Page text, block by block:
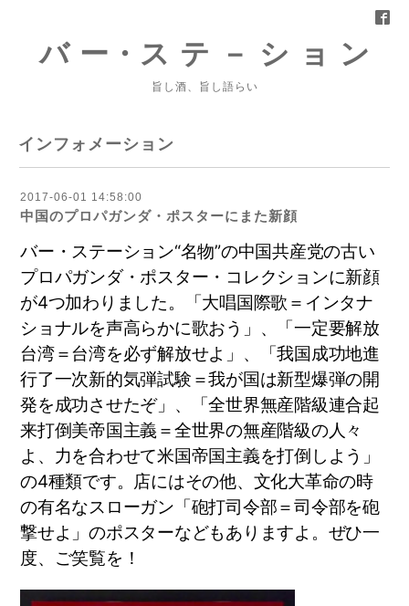
バ ー・ス テ － シ ョ ン
旨し酒、旨し語らい
インフォメーション
2017-06-01 14:58:00
中国のプロパガンダ・ポスターにまた新顔
バー・ステーション“名物”の中国共産党の古い
プロパガンダ・ポスター・コレクションに新顔
が4つ加わりました。「大唱国際歌＝インタナ
ショナルを声高らかに歌おう」、「一定要解放
台湾＝台湾を必ず解放せよ」、「我国成功地進
行了一次新的気弾試験＝我が国は新型爆弾の開
発を成功させたぞ」、「全世界無産階級連合起
来打倒美帝国主義＝全世界の無産階級の人々
よ、力を合わせて米国帝国主義を打倒しよう」
の4種類です。店にはその他、文化大革命の時
の有名なスローガン「砲打司令部＝司令部を砲
撃せよ」のポスターなどもありますよ。ぜひ一
度、ご笑覧を！